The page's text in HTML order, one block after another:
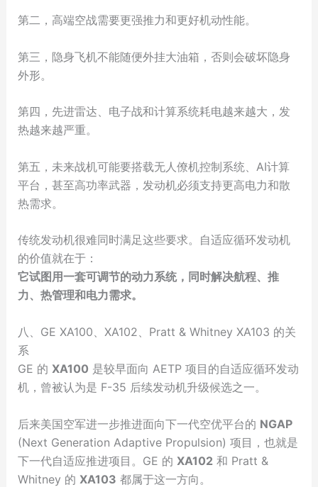
第二，高端空战需要更强推力和更好机动性能。
第三，隐身飞机不能随便外挂大油箱，否则会破坏隐身
外形。
第四，先进雷达、电子战和计算系统耗电越来越大，发
热越来越严重。
第五，未来战机可能要搭载无人僚机控制系统、AI计算
平台，甚至高功率武器，发动机必须支持更高电力和散
热需求。
传统发动机很难同时满足这些要求。自适应循环发动机
的价值就在于：
它试图用一套可调节的动力系统，同时解决航程、推
力、热管理和电力需求。
八、GE XA100、XA102、Pratt & Whitney XA103 的关
系
GE 的 XA100 是较早面向 AETP 项目的自适应循环发动
机，曾被认为是 F-35 后续发动机升级候选之一。
后来美国空军进一步推进面向下一代空优平台的 NGAP
(Next Generation Adaptive Propulsion) 项目，也就是
下一代自适应推进项目。GE 的 XA102和 Pratt &
Whitney 的 XA103 都属于这一方向。